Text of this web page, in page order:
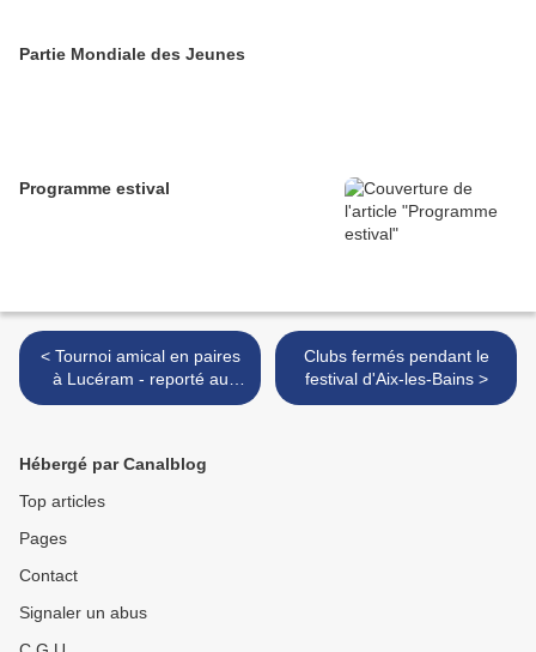
Partie Mondiale des Jeunes
Programme estival
< Tournoi amical en paires
à Lucéram - reporté au
dimanche
Clubs fermés pendant le
festival d'Aix-les-Bains >
Hébergé par Canalblog
Top articles
Pages
Contact
Signaler un abus